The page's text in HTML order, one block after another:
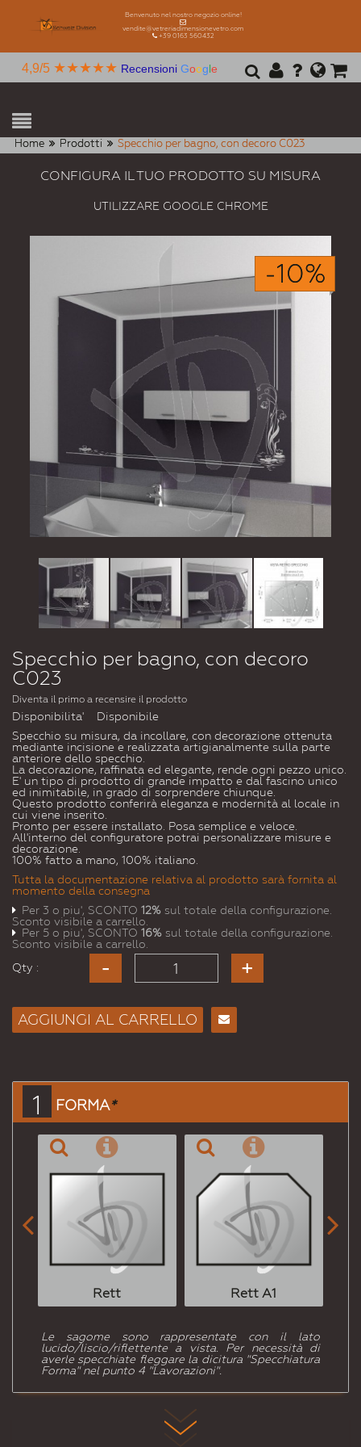
Benvenuto nel nostro negozio online!
vendite@vetreriadimensionevetro.com
+39 0163 560432
4,9/5 ★★★★★ Recensioni Google
Home Prodotti Specchio per bagno, con decoro C023
CONFIGURA IL TUO PRODOTTO SU MISURA
UTILIZZARE GOOGLE CHROME
-10%
Specchio per bagno, con decoro
C023
Diventa il primo a recensire il prodotto
Disponibilita'
Disponibile
Specchio su misura, da incollare, con decorazione ottenuta
mediante incisione e realizzata artigianalmente sulla parte
anteriore dello specchio.
La decorazione, raffinata ed elegante, rende ogni pezzo unico.
E' un tipo di prodotto di grande impatto e dal fascino unico
ed inimitabile, in grado di sorprendere chiunque.
Questo prodotto conferirà eleganza e modernità al locale in
cui viene inserito.
Pronto per essere installato. Posa semplice e veloce.
All'interno del configuratore potrai personalizzare misure e
decorazione.
100% fatto a mano, 100% italiano.
Tutta la documentazione relativa al prodotto sarà fornita al
momento della consegna
Per 3 o piu', SCONTO 12% sul totale della configurazione.
Sconto visibile a carrello.
Per 5 o piu', SCONTO 16% sul totale della configurazione.
Sconto visibile a carrello.
Qty :
AGGIUNGI AL CARRELLO
1 FORMA*
Rett Rett A1
 
Le sagome sono rappresentate con il lato
lucido/liscio/riflettente a vista. Per necessità di
averle specchiate fleggare la dicitura "Specchiatura
Forma" nel punto 4 "Lavorazioni".